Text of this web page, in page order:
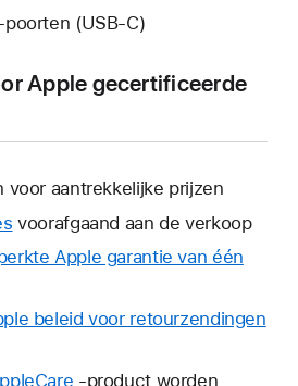
(USB‑C)
Apple gecertificeerde
voor aantrekkelijke prijzen
voorafgaand aan de verkoop
Apple garantie van één
beleid voor retourzendingen
Hierdoor
-product worden